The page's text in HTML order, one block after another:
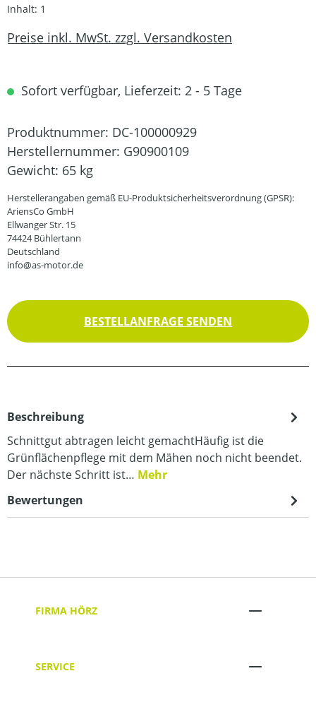
Inhalt: 1
Preise inkl. MwSt. zzgl. Versandkosten
Sofort verfügbar, Lieferzeit: 2 - 5 Tage
Produktnummer: DC-100000929
Herstellernummer: G90900109
Gewicht: 65 kg
Herstellerangaben gemäß EU-Produktsicherheitsverordnung (GPSR):
AriensCo GmbH
Ellwanger Str. 15
74424 Bühlertann
Deutschland
info@as-motor.de
BESTELLANFRAGE SENDEN
Beschreibung
Schnittgut abtragen leicht gemachtHäufig ist die
Grünflächenpflege mit dem Mähen noch nicht beendet.
Der nächste Schritt ist… Mehr
Bewertungen
FIRMA HÖRZ
SERVICE